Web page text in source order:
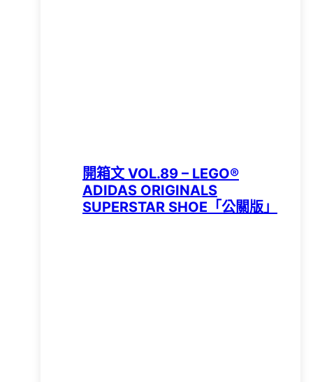
開箱文 VOL.89 – LEGO®
ADIDAS ORIGINALS
SUPERSTAR SHOE「公關版」